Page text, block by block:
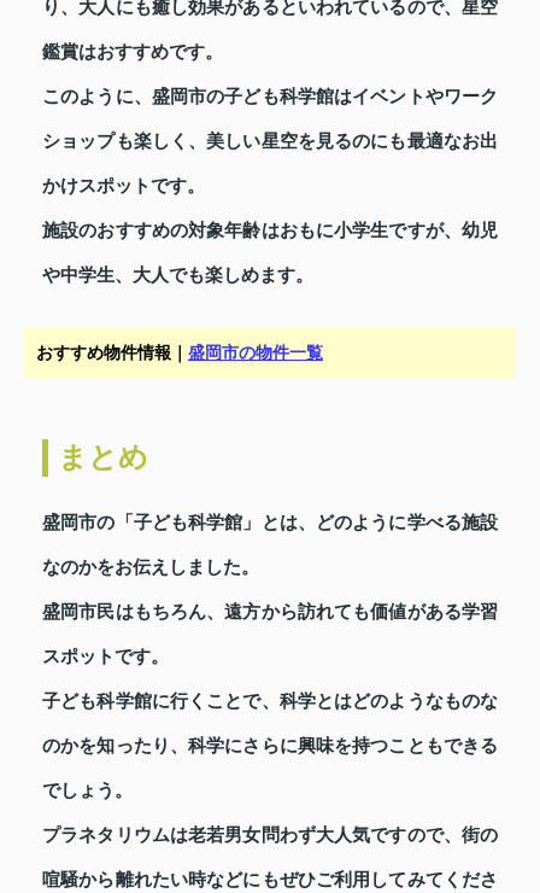
り、大人にも癒し効果があるといわれているので、星空
鑑賞はおすすめです。
このように、盛岡市の子ども科学館はイベントやワーク
ショップも楽しく、美しい星空を見るのにも最適なお出
かけスポットです。
施設のおすすめの対象年齢はおもに小学生ですが、幼児
や中学生、大人でも楽しめます。
おすすめ物件情報｜ 盛岡市の物件一覧
まとめ
盛岡市の「子ども科学館」とは、どのように学べる施設
なのかをお伝えしました。
盛岡市民はもちろん、遠方から訪れても価値がある学習
スポットです。
子ども科学館に行くことで、科学とはどのようなものな
のかを知ったり、科学にさらに興味を持つこともできる
でしょう。
プラネタリウムは老若男女問わず大人気ですので、街の
喧騒から離れたい時などにもぜひご利用してみてくださ